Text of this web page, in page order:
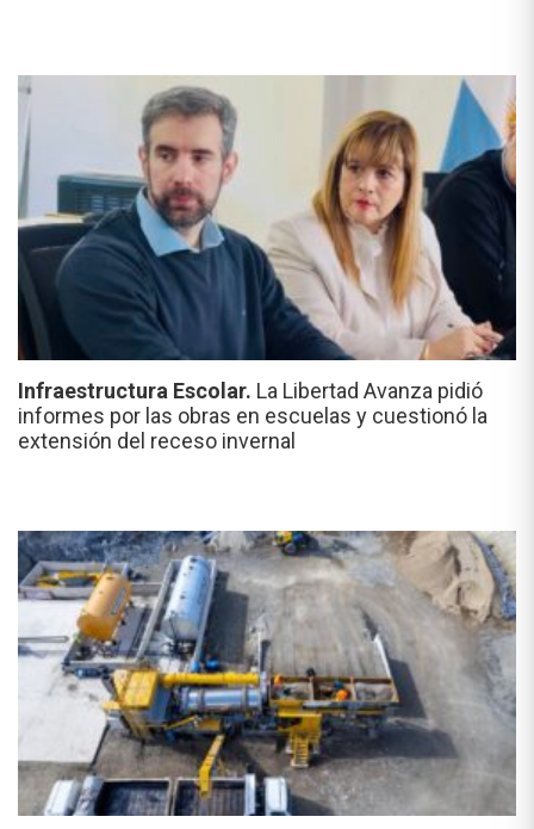
Infraestructura Escolar. La Libertad Avanza pidió
informes por las obras en escuelas y cuestionó la
extensión del receso invernal